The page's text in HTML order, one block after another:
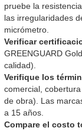
pruebe la
las irregularidades
micrómetro.
Verificar
GREENGUARD
calidad).
Verifique los
comercial,
de obra). Las
a 15 años.
Compare el costo